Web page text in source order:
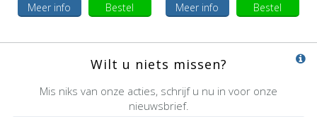
Meer info
Bestel
Meer info
Bestel
Wilt u niets missen?
Mis niks van onze acties, schrijf u nu in voor onze
nieuwsbrief.